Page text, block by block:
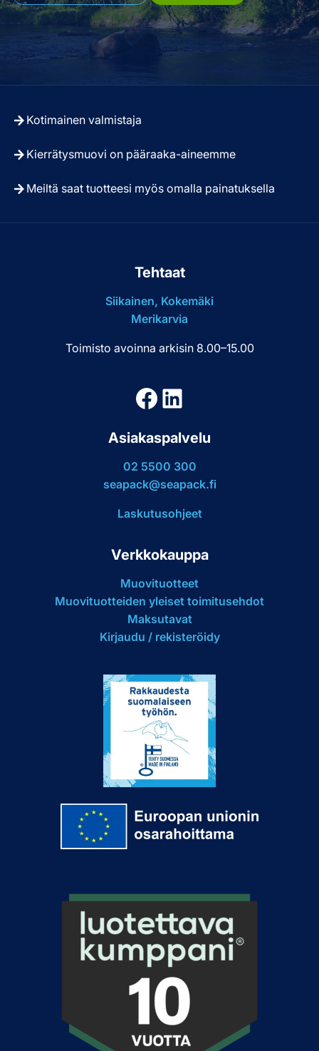
Kotimainen valmistaja
Kierrätysmuovi on pääraaka-aineemme
Meiltä saat tuotteesi myös omalla painatuksella
Tehtaat
Siikainen, Kokemäki
Merikarvia
Toimisto avoinna arkisin 8.00–15.00
Facebook
LinkedIn
Asiakaspalvelu
02 5500 300
seapack@seapack.fi
Laskutusohjeet
Verkkokauppa
Muovituotteet
Muovituotteiden yleiset toimitusehdot
Maksutavat
Kirjaudu / rekisteröidy